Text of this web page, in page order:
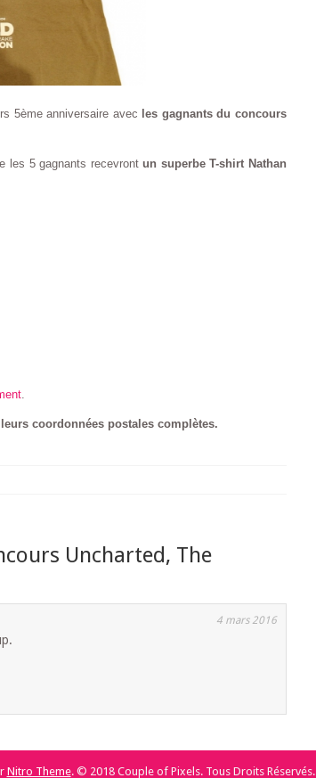
5ème anniversaire avec
les gagnants du concours
les 5 gagnants recevrontun superbe T-shirt Nathan
coordonnées postales complètes.
Uncharted, The
4 mars 2016
Nitro Theme. © 2018 Couple of Pixels. Tous Droits Réservés.